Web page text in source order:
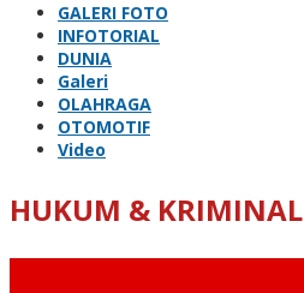
GALERI FOTO
INFOTORIAL
DUNIA
Galeri
OLAHRAGA
OTOMOTIF
Video
HUKUM & KRIMINAL